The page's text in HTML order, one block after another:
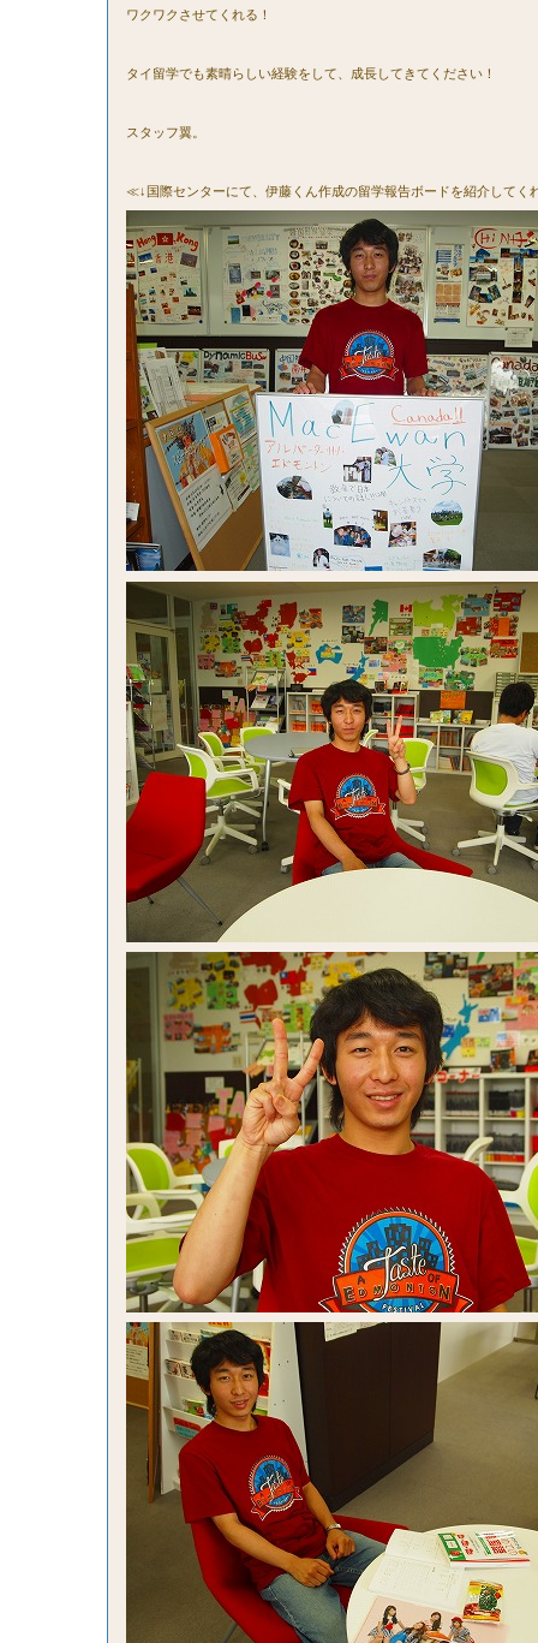
ワクワクさせてくれる！
タイ留学でも素晴らしい経験をして、成長してきてください！
スタッフ翼。
≪↓国際センターにて、伊藤くん作成の留学報告ボードを紹介してく